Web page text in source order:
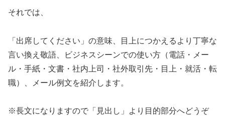
それでは、
「出席してください」の意味、目上につかえるより丁寧な
言い換え敬語、ビジネスシーンでの使い方（電話・メー
ル・手紙・文書・社内上司・社外取引先・目上・就活・転
職）、メール例文を紹介します。
※長文になりますので「見出し」より目的部分へどうぞ